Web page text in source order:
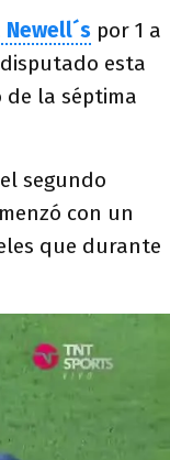
Newell´s por 1 a
esta
de la séptima
segundo
con un
que durante